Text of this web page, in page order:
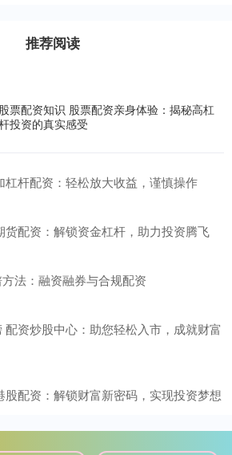
推荐阅读
股票配资知识 股票配资亲身体验：揭秘高杠
投资的真实感受
杠杆配资：轻松放大收益，谨慎操作
货配资：解锁资金杠杆，助力投资腾飞
法：融资融券与合规配资
配资炒股中心：助您轻松入市，成就财富
股配资：解锁财富新密码，实现投资梦想